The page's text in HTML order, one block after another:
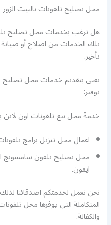
محل تصليح تلفونات بالبيت الزور
هل ترغب بخدمات محل تصليح
تلك الخدمات من اصلاح أو صيانة
تأخير.
نعنى بتقديم خدمات محل تصليح
توفير:
خدمة محل بيع تلفونات اون
اعمال محل تنزيل برامج
محل تصليح تلفون سامسونج
ايفون.
نحن نعمل لخدمتكم اصدقائنا
المتكاملة التي يوفرها محل
والكفالة.